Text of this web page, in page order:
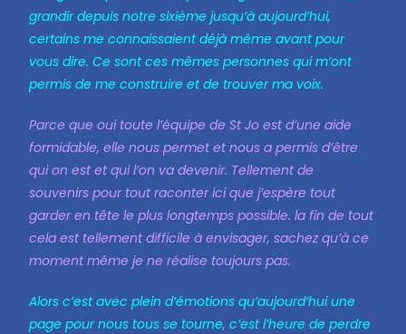
grandir depuis notre sixième jusqu’à aujourd’hui,
certains me connaissaient déjà même avant pour
vous dire. Ce sont ces mêmes personnes qui m’ont
permis de me construire et de trouver ma voix.
Parce que oui toute l’équipe de St Jo est d’une aide
formidable, elle nous permet et nous a permis d’être
qui on est et qui l’on va devenir. Tellement de
souvenirs pour tout raconter ici que j’espère tout
garder en tête le plus longtemps possible. la fin de tout
cela est tellement difficile à envisager, sachez qu’à ce
moment même je ne réalise toujours pas.
Alors c’est avec plein d’émotions qu’aujourd’hui une
page pour nous tous se tourne, c’est l’heure de perdre